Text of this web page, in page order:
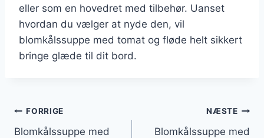
eller som en hovedret med tilbehør. Uanset
hvordan du vælger at nyde den, vil
blomkålssuppe med tomat og fløde helt sikkert
bringe glæde til dit bord.
Indlægsnavigation
FORRIGE
Blomkålssuppe med
NÆSTE
Blomkålssuppe med